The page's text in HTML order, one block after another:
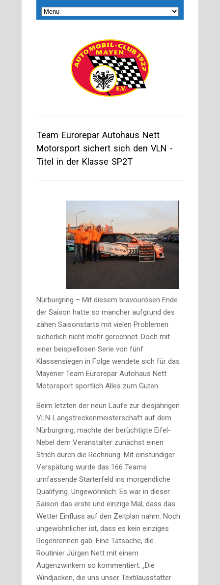
Team Eurorepar Autohaus Nett
Motorsport sichert sich den VLN -
Titel in der Klasse SP2T
Nürburgring – Mit diesem bravourösen Ende
der Saison hatte so mancher aufgrund des
zähen Saisonstarts mit vielen Problemen
sicherlich nicht mehr gerechnet. Doch mit
einer beispiellosen Serie von fünf
Klassensiegen in Folge wendete sich für das
Mayener Team Eurorepar Autohaus Nett
Motorsport sportlich Alles zum Guten.
Beim letzten der neun Läufe zur diesjährigen
VLN-Langstreckenmeisterschaft auf dem
Nürburgring, machte der berüchtigte Eifel-
Nebel dem Veranstalter zunächst einen
Strich durch die Rechnung. Mit einstündiger
Verspätung wurde das 166 Teams
umfassende Starterfeld ins morgendliche
Qualifying. Ungewöhnlich: Es war in dieser
Saison das erste und einzige Mal, dass das
Wetter Einfluss auf den Zeitplan nahm. Noch
ungewöhnlicher ist, dass es kein einziges
Regenrennen gab. Eine Tatsache, die
Routinier Jürgen Nett mit einem
Augenzwinkern so kommentiert: „Die
Windjacken, die uns unser Textilausstatter